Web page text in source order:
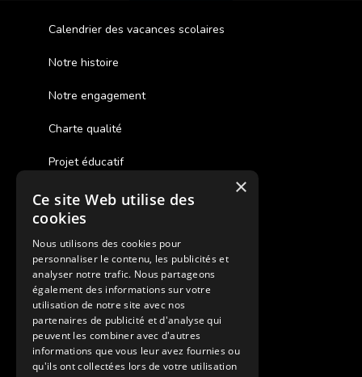
Calendrier des vacances scolaires
Notre histoire
Notre engagement
Charte qualité
Projet éducatif
Des colonies de vacances inclusives
Assurances annulations
Aides financières pour partir en colonie
Charte de confidentialité
Vacances Adaptées Adulte Supernova
×
Ce site Web utilise des
cookies
Nous utilisons des cookies pour
personnaliser le contenu, les publicités et
analyser notre trafic. Nous partageons
également des informations sur votre
utilisation de notre site avec nos
partenaires de publicité et d'analyse qui
peuvent les combiner avec d'autres
informations que vous leur avez fournies ou
qu'ils ont collectées lors de votre utilisation